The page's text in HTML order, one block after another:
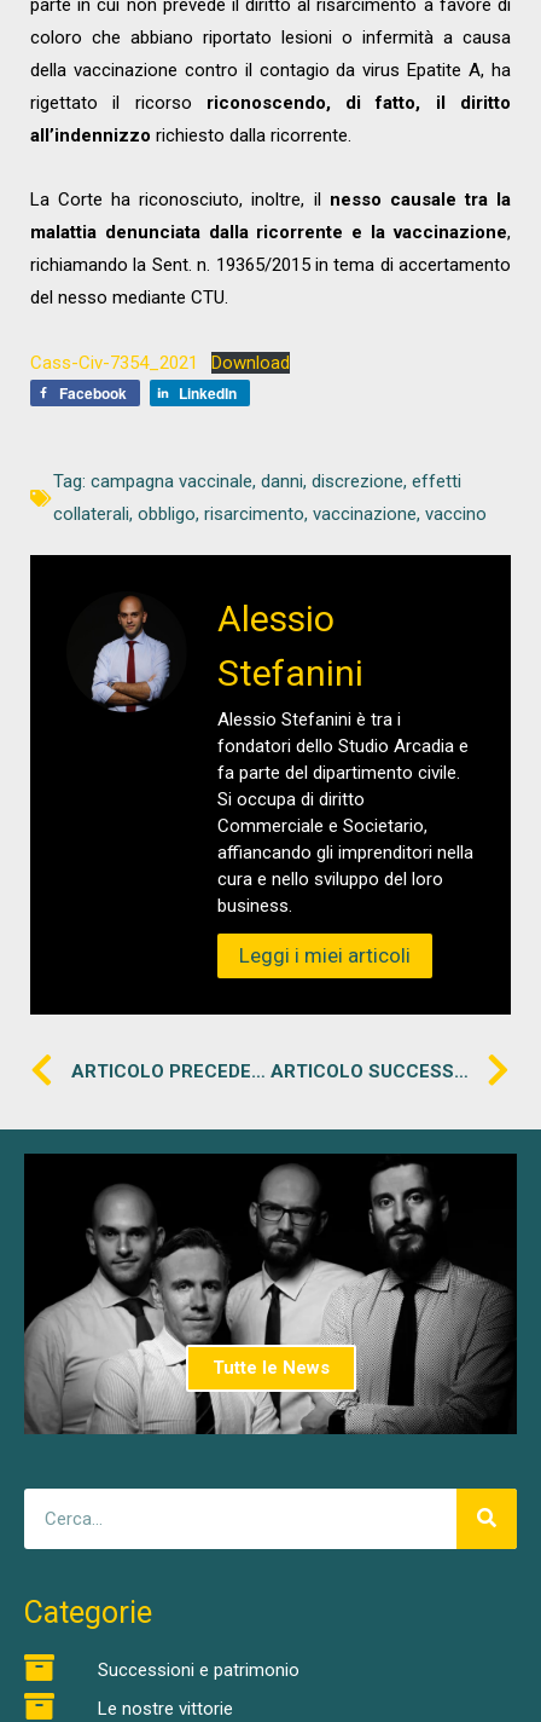
parte in cui non prevede il diritto al risarcimento a favore di
coloro che abbiano riportato lesioni o infermità a causa
della vaccinazione contro il contagio da virus Epatite A, ha
rigettato il ricorso riconoscendo, di fatto, il diritto
all’indennizzo richiesto dalla ricorrente.
La Corte ha riconosciuto, inoltre, il nesso causale tra la
malattia denunciata dalla ricorrente e la vaccinazione,
richiamando la Sent. n. 19365/2015 in tema di accertamento
del nesso mediante CTU.
Cass-Civ-7354_2021
Download
Facebook
LinkedIn
Tag: campagna vaccinale, danni, discrezione, effetti
collaterali, obbligo, risarcimento, vaccinazione, vaccino
Alessio
Stefanini
Alessio Stefanini è tra i
fondatori dello Studio Arcadia e
fa parte del dipartimento civile.
Si occupa di diritto
Commerciale e Societario,
affiancando gli imprenditori nella
cura e nello sviluppo del loro
business.
Leggi i miei articoli
ARTICOLO PRECEDENTE ARTICOLO SUCCESSIVO
Tutte le News
Categorie
Successioni e patrimonio
Le nostre vittorie